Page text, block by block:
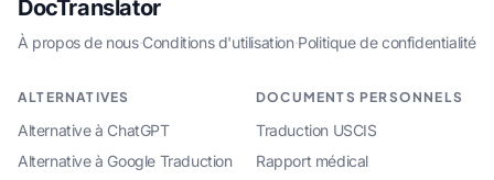
DocTranslator
À propos de nous·Conditions d'utilisation·Politique de confidentialité
ALTERNATIVES
Alternative à ChatGPT
Alternative à Google Traduction
DOCUMENTS PERSONNELS
Traduction USCIS
Rapport médical